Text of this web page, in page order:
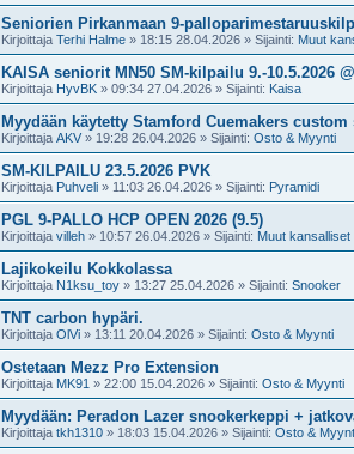
Seniorien Pirkanmaan 9-
Kirjoittaja Terhi Halme » 18:15 28.04.2026 » Sijainti: Muut
KAISA seniorit MN50 SM-kilpailu 9.-10.5.2026
Kirjoittaja HyvBK » 09:34 27.04.2026 » Sijainti: Kaisa
Myydään käytetty Stamford Cuemakers
Kirjoittaja AKV » 19:28 26.04.2026 » Sijainti: Osto & Myynti
SM-KILPAILU 23.5.2026 PVK
Kirjoittaja Puhveli » 11:03 26.04.2026 » Sijainti: Pyramidi
PGL 9-PALLO HCP OPEN 2026 (9.5)
Kirjoittaja villeh » 10:57 26.04.2026 » Sijainti: Muut kansalliset
Lajikokeilu Kokkolassa
Kirjoittaja N1ksu_toy » 13:27 25.04.2026 » Sijainti: Snooker
TNT carbon hypäri.
Kirjoittaja OlVi » 13:11 20.04.2026 » Sijainti: Osto & Myynti
Ostetaan Mezz Pro Extension
Kirjoittaja MK91 » 22:00 15.04.2026 » Sijainti: Osto & Myynti
Myydään: Peradon Lazer snookerkeppi +
Kirjoittaja tkh1310 » 18:03 15.04.2026 » Sijainti: Osto &